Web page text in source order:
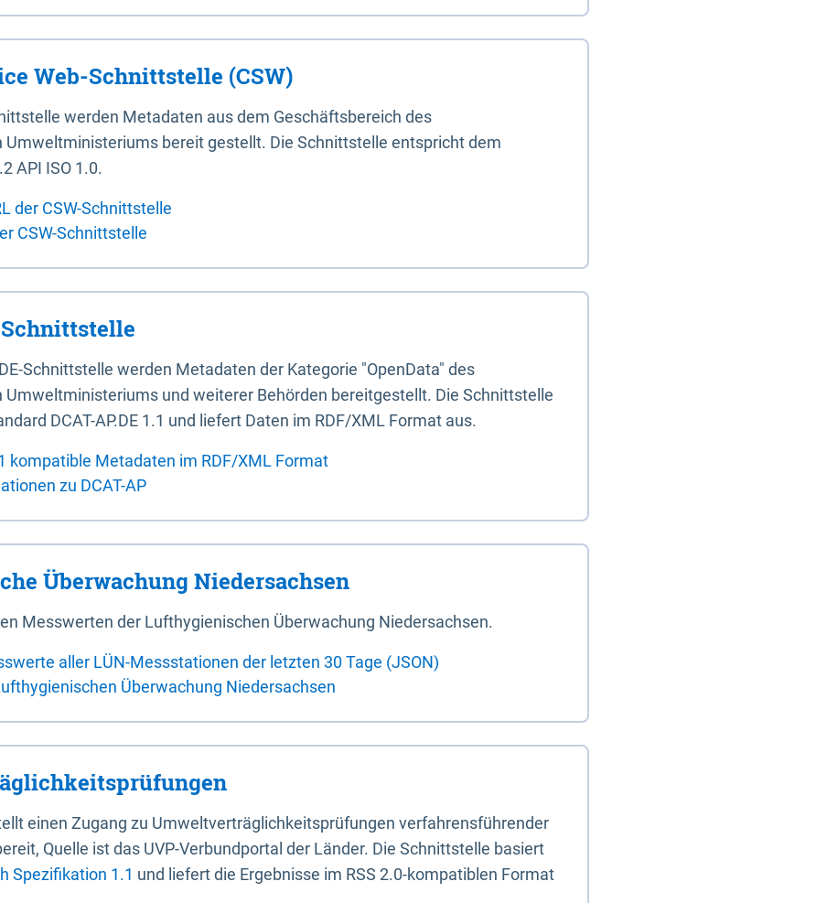
Web-Schnittstelle (CSW)
werden Metadaten aus dem Geschäftsbereich des
Umweltministeriums bereit gestellt. Die Schnittstelle entspricht dem
API ISO 1.0.
der CSW-Schnittstelle
CSW-Schnittstelle
Schnittstelle
Schnittstelle werden Metadaten der Kategorie "OpenData" des
Umweltministeriums und weiterer Behörden bereitgestellt. Die Schnittstelle
DCAT-AP.DE 1.1 und liefert Daten im RDF/XML Format aus.
kompatible Metadaten im RDF/XML Format
zu DCAT-AP
Überwachung Niedersachsen
Messwerten der Lufthygienischen Überwachung Niedersachsen.
aller LÜN-Messstationen der letzten 30 Tage (JSON)
Überwachung Niedersachsen
einen Zugang zu Umweltverträglichkeitsprüfungen verfahrensführender
Quelle ist das UVP-Verbundportal der Länder. Die Schnittstelle basiert
Spezifikation 1.1 und liefert die Ergebnisse im RSS 2.0-kompatiblen Format